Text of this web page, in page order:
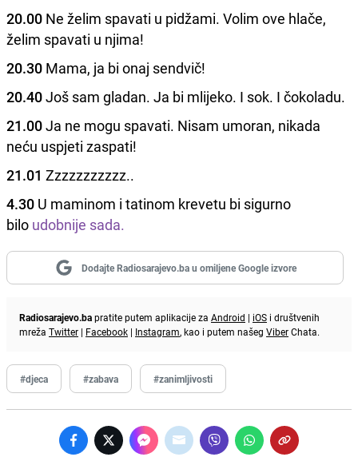
20.00 Ne želim spavati u pidžami. Volim ove hlače,
želim spavati u njima!
20.30 Mama, ja bi onaj sendvič!
20.40Još sam gladan. Ja bi mlijeko. I sok. I čokoladu.
21.00Ja ne mogu spavati. Nisam umoran, nikada
neću uspjeti zaspati!
21.01 Zzzzzzzzzzz..
4.30 U maminom i tatinom krevetu bi sigurno
bilo udobnije sada.
Dodajte Radiosarajevo.ba u omiljene Google izvore
Radiosarajevo.bapratite putem aplikacije za Android | iOS i društvenih
mreža Twitter | Facebook | Instagram, kao i putem našeg ViberChata.
#djeca #zabava #zanimljivosti